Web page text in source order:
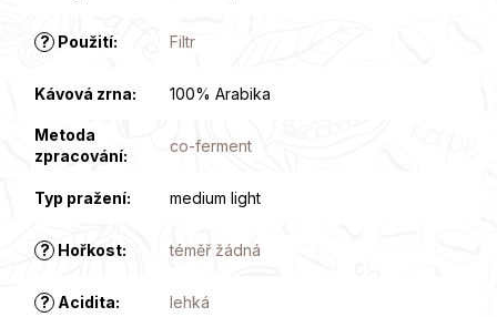
? Použití: Filtr
Kávová zrna: 100% Arabika
Metoda
zpracování:
co-ferment
Typ pražení: medium light
? Hořkost: téměř žádná
? Acidita: lehká